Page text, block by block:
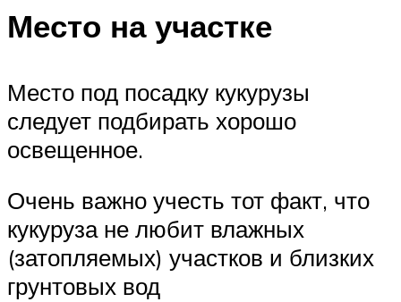
Место на участке
Место под посадку кукурузы
следует подбирать хорошо
освещенное.
Очень важно учесть тот факт, что
кукуруза не любит влажных
(затопляемых) участков и близких
грунтовых вод